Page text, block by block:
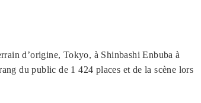
d’origine, Tokyo, à Shinbashi Enbuba à
du public de 1 424 places et de la scène lors